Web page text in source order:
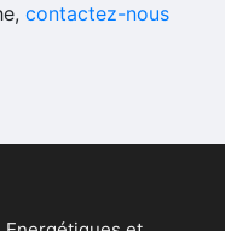
contactez-nous